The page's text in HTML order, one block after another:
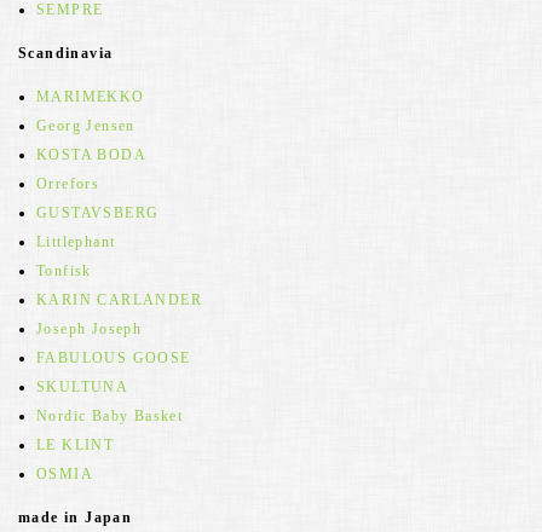
SEMPRE
Scandinavia
MARIMEKKO
Georg Jensen
KOSTA BODA
Orrefors
GUSTAVSBERG
Littlephant
Tonfisk
KARIN CARLANDER
Joseph Joseph
FABULOUS GOOSE
SKULTUNA
Nordic Baby Basket
LE KLINT
OSMIA
made in Japan